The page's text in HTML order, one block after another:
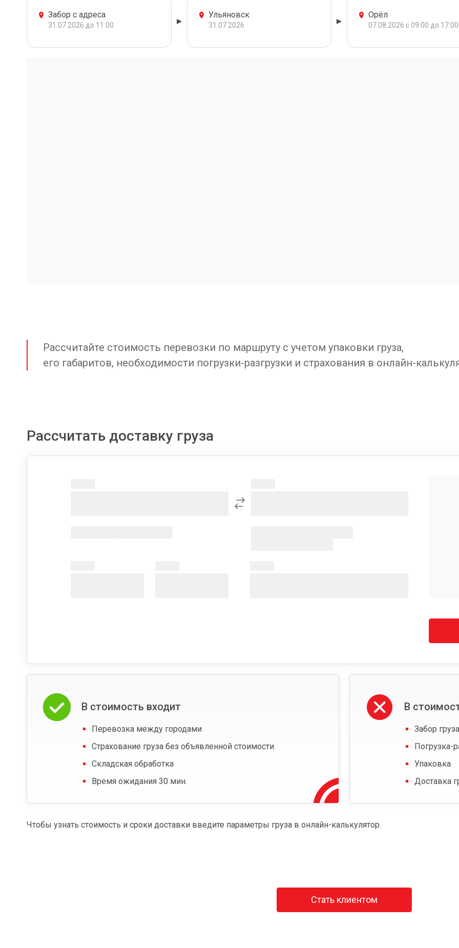
Забор с адреса
31.07.2026 до 11:00
Ульяновск
31.07.2026
Орёл
07.08.2026 с 09:00 до 17:00
Рассчитайте стоимость перевозки по маршруту с учетом упаковки груза,
его габаритов, необходимости погрузки-разгрузки и страхования в онлайн-
Рассчитать доставку груза
В стоимость входит
Перевозка между городами
Страхование груза без объявленной стоимости
Складская обработка
Время ожидания 30 мин.
В
Забор
Погрузка-
Упаковка
Доставка
Чтобы узнать стоимость и сроки доставки введите параметры груза в онлайн-калькулятор.
Стать клиентом